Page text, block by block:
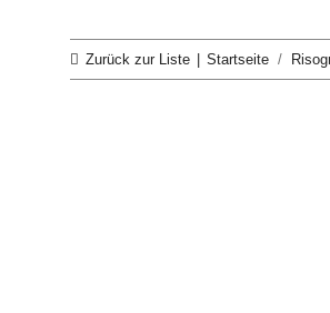
Zurück zur Liste Startseite